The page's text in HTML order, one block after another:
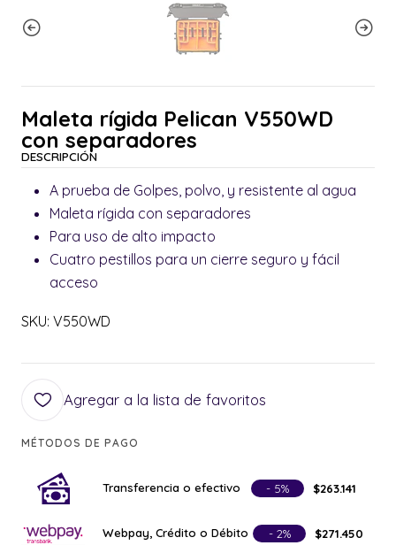
Maleta rígida Pelican V550WD
con separadores
DESCRIPCIÓN
A prueba de Golpes, polvo, y resistente al agua
Maleta rígida con separadores
Para uso de alto impacto
Cuatro pestillos para un cierre seguro y fácil
acceso
SKU: V550WD
Agregar a la lista de favoritos
MÉTODOS DE PAGO
Transferencia o efectivo - 5% $263.141
Webpay, Crédito o Débito - 2% $271.450